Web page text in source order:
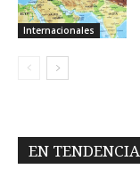
Internacionales
EN TENDENCIA